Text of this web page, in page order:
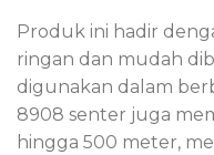
Produk ini hadir
ringan dan mudah
digunakan dalam
8908 senter juga
hingga 500 meter,